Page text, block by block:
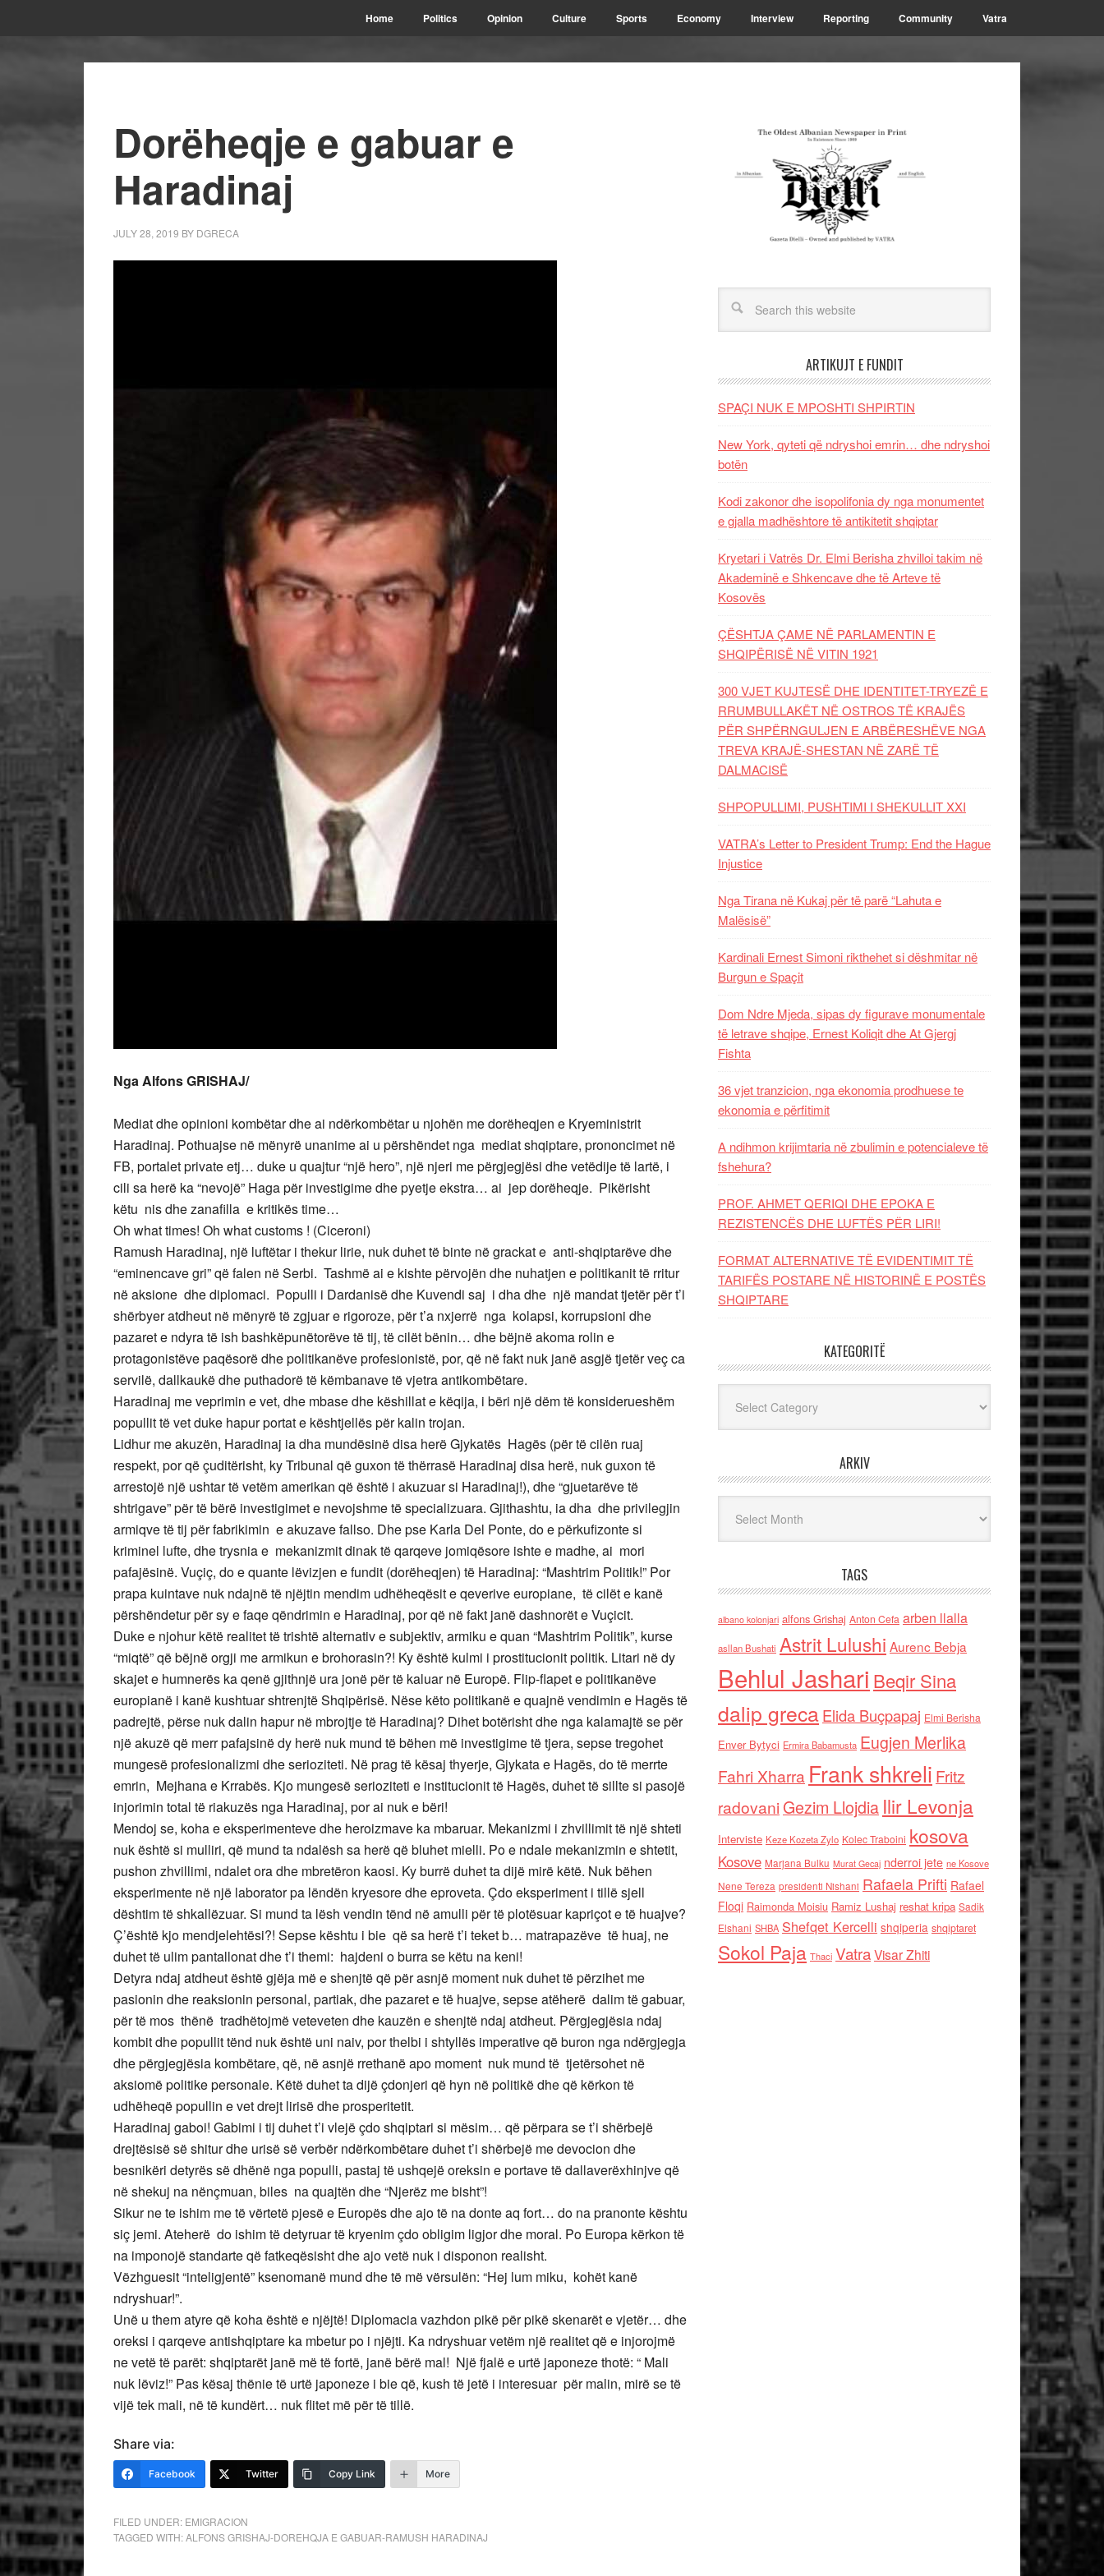
Home Politics Opinion Culture Sports Economy Interview Reporting Community Vatra
Dorëheqje e gabuar e
Haradinaj
JULY 28, 2019 BY DGRECA
Nga Alfons GRISHAJ/
Mediat dhe opinioni kombëtar dhe ai ndërkombëtar u njohën me dorëheqjen e Kryeministrit
Haradinaj. Pothuajse në mënyrë unanime ai u përshëndet nga mediat shqiptare, prononcimet në
FB, portalet private etj… duke u quajtur “një hero”, një njeri me përgjegjësi dhe vetëdije të lartë, i
cili sa herë ka “nevojë” Haga për investigime dhe pyetje ekstra… ai jep dorëheqje. Pikërisht
këtu nis dhe zanafilla e kritikës time…
Oh what times! Oh what customs ! (Ciceroni)
Ramush Haradinaj, një luftëtar i thekur lirie, nuk duhet të binte në grackat e anti-shqiptarëve dhe
“eminencave gri” që falen në Serbi. Tashmë ai e kishte përvojën dhe nuhatjen e politikanit të rritur
në aksione dhe diplomaci. Populli i Dardanisë dhe Kuvendi saj i dha dhe një mandat tjetër për t’i
shërbyer atdheut në mënyrë të zgjuar e rigoroze, për t’a nxjerrë nga kolapsi, korrupsioni dhe
pazaret e ndyra të ish bashkëpunëtorëve të tij, të cilët bënin… dhe bëjnë akoma rolin e
protagonistëve paqësorë dhe politikanëve profesionistë, por, që në fakt nuk janë asgjë tjetër veç ca
servilë, dallkaukë dhe puthadorë të këmbanave të vjetra antikombëtare.
Haradinaj me veprimin e vet, dhe mbase dhe këshillat e këqija, i bëri një dëm të konsiderueshëm
popullit të vet duke hapur portat e kështjellës për kalin trojan.
Lidhur me akuzën, Haradinaj ia dha mundësinë disa herë Gjykatës Hagës (për të cilën ruaj
respekt, por që çuditërisht, ky Tribunal që guxon të thërrasë Haradinaj disa herë, nuk guxon të
arrestojë një ushtar të vetëm amerikan që është i akuzuar si Haradinaj!), dhe “gjuetarëve të
shtrigave” për të bërë investigimet e nevojshme të specializuara. Gjithashtu, ia dha dhe privilegjin
armiqve të tij për fabrikimin e akuzave fallso. Dhe pse Karla Del Ponte, do e përkufizonte si
kriminel lufte, dhe trysnia e mekanizmit dinak të qarqeve jomiqësore ishte e madhe, ai mori
pafajësinë. Vuçiç, do e quante lëvizjen e fundit (dorëheqjen) të Haradinaj: “Mashtrim Politik!” Por
prapa kuintave nuk ndajnë të njëjtin mendim udhëheqësit e qeverive europiane, të cilët e kanë
përshëndetur për sy e faqe qëndrimin e Haradinaj, por që në fakt janë dashnorët e Vuçicit.
Duke e njohur këtë realitet të trishtë alternativ e subjektiv, armiku e quan “Mashtrim Politik”, kurse
“miqtë” që bëjnë orgji me armikun e brohorasin?! Ky është kulmi i prostitucionit politik. Litari në dy
skajet e humnerës ka qenë gjithnjë ura jonë për të kaluar në Europë. Flip-flapet e politikanëve
europianë i kanë kushtuar shtrenjtë Shqipërisë. Nëse këto politikanë e quajnë vendimin e Hagës të
padrejtë, përse nuk dalin hapur në mbrojtje të Haradinaj? Dihet botërisht dhe nga kalamajtë se për
një akuzë që merr pafajsinë dy herë nuk mund të bëhen më investigime të tjera, sepse tregohet
mungesë profesionalizmi dhe serioziteti. Në prag të kësaj thyerje, Gjykata e Hagës, do të merrte
emrin, Mejhana e Krrabës. Kjo mungesë serioziteti e institucionit të Hagës, duhet të sillte si pasojë
injorimin total të riakuzës nga Haradinaj, por ai nuk e bëri!
Mendoj se, koha e eksperimenteve dhe heroizmave ka mbaruar. Mekanizmi i zhvillimit të një shteti
nuk është si mulliri, që mund ta ndalësh sa herë që bluhet mielli. Po e ndale mekanizmin e shtetit,
pushon zhvillimi, ndalet ora dhe mbretëron kaosi. Ky burrë duhet ta dijë mirë këtë. Nuk bëhen
eksperimente në një laborator pa lëndën kryesore dhe eproveta. Çdo eksperiment i tillë sjell
dështim të shkallëzuar. Si mund ta lësh vendin tënd në amulli për të plotësuar kapriçot e të huajve?
Ç’është kjo mendjelehtësi?! Sepse kështu i bie që sa herë t’i teket b… matrapazëve të huaj, ne
duhet të ulim pantallonat dhe t’i themi: hajdeni o burra se këtu na keni!
Detyra ndaj atdheut është gjëja më e shenjtë që për asnjë moment nuk duhet të përzihet me
pasionin dhe reaksionin personal, partiak, dhe pazaret e të huajve, sepse atëherë dalim të gabuar,
për të mos thënë tradhëtojmë veteveten dhe kauzën e shenjtë ndaj atdheut. Përgjegjësia ndaj
kombit dhe popullit tënd nuk është uni naiv, por thelbi i shtyllës imperative që buron nga ndërgjegja
dhe përgjegjësia kombëtare, që, në asnjë rrethanë apo moment nuk mund të tjetërsohet në
aksiomë politike personale. Këtë duhet ta dijë çdonjeri që hyn në politikë dhe që kërkon të
udhëheqë popullin e vet drejt lirisë dhe prosperitetit.
Haradinaj gaboi! Gabimi i tij duhet t’i vlejë çdo shqiptari si mësim… që përpara se t’i shërbejë
drejtësisë së shitur dhe urisë së verbër ndërkombëtare duhet t’i shërbejë me devocion dhe
besnikëri detyrës së dhënë nga populli, pastaj të ushqejë oreksin e portave të dallaverëxhinjve që
në shekuj na nënçmuan, biles na quajtën dhe “Njerëz me bisht”!
Sikur ne te ishim me të vërtetë pjesë e Europës dhe ajo të na donte aq fort… do na pranonte kështu
siç jemi. Ateherë do ishim të detyruar të kryenim çdo obligim ligjor dhe moral. Po Europa kërkon të
na imponojë standarte që fatkeqësisht dhe ajo vetë nuk i disponon realisht.
Vëzhguesit “inteligjentë” ksenomanë mund dhe të më vërsulën: “Hej lum miku, kohët kanë
ndryshuar!”.
Unë u them atyre që koha është e njëjtë! Diplomacia vazhdon pikë për pikë skenarët e vjetër… dhe
oreksi i qarqeve antishqiptare ka mbetur po i njëjti. Ka ndryshuar vetëm një realitet që e injorojmë
ne vetë të parët: shqiptarët janë më të fortë, janë bërë mal! Një fjalë e urtë japoneze thotë: “ Mali
nuk lëviz!” Pas kësaj thënie të urtë japoneze i bie që, kush të jetë i interesuar për malin, mirë se të
vijë tek mali, në të kundërt… nuk flitet më për të tillë.
Share via:
Facebook Twitter Copy Link More
FILED UNDER: EMIGRACION
TAGGED WITH:ALFONS GRISHAJ-DOREHQJA E GABUAR-RAMUSH HARADINAJ
ARTIKUJT E FUNDIT
SPAÇI NUK E MPOSHTI SHPIRTIN
New York, qyteti që ndryshoi emrin… dhe ndryshoi
botën
Kodi zakonor dhe isopolifonia dy nga monumentet
e gjalla madhështore të antikitetit shqiptar
Kryetari i Vatrës Dr. Elmi Berisha zhvilloi takim në
Akademinë e Shkencave dhe të Arteve të
Kosovës
ÇËSHTJA ÇAME NË PARLAMENTIN E
SHQIPËRISË NË VITIN 1921
300 VJET KUJTESË DHE IDENTITET-TRYEZË E
RRUMBULLAKËT NË OSTROS TË KRAJËS
PËR SHPËRNGULJEN E ARBËRESHËVE NGA
TREVA KRAJË-SHESTAN NË ZARË TË
DALMACISË
SHPOPULLIMI, PUSHTIMI I SHEKULLIT XXI
VATRA’s Letter to President Trump: End the Hague
Injustice
Nga Tirana në Kukaj për të parë “Lahuta e
Malësisë”
Kardinali Ernest Simoni rikthehet si dëshmitar në
Burgun e Spaçit
Dom Ndre Mjeda, sipas dy figurave monumentale
të letrave shqipe, Ernest Koliqit dhe At Gjergj
Fishta
36 vjet tranzicion, nga ekonomia prodhuese te
ekonomia e përfitimit
A ndihmon krijimtaria në zbulimin e potencialeve të
fshehura?
PROF. AHMET QERIQI DHE EPOKA E
REZISTENCЁS DHE LUFTЁS PЁR LIRI!
FORMAT ALTERNATIVE TË EVIDENTIMIT TË
TARIFËS POSTARE NË HISTORINË E POSTËS
SHQIPTARE
KATEGORITË
ARKIV
TAGS
albano kolonjari alfons Grishaj Anton Cefa arben llalla
asllan Bushati Astrit Lulushi Aurenc Bebja
Behlul Jashari Beqir Sina
dalip grecaElida Buçpapaj Elmi Berisha
Enver Bytyci Ermira Babamusta Eugjen Merlika
Fahri Xharra Frank shkreli Fritz
radovaniGezim Llojdia Ilir Levonja
Interviste Keze Kozeta Zylo Kolec Traboini kosova
Kosove Marjana Bulku Murat Gecaj nderroi jete ne Kosove
Nene Tereza presidenti Nishani Rafaela Prifti Rafael
Floqi Raimonda Moisiu Ramiz Lushaj reshat kripa Sadik
Elshani SHBA Shefqet Kercelli shqiperia shqiptaret
Sokol Paja Thaci VatraVisar Zhiti